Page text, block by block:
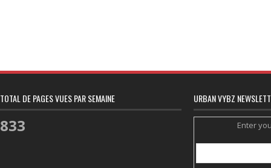
TOTAL DE PAGES VUES PAR SEMAINE
833
URBAN VYBZ
Enter